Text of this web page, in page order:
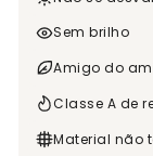
Sem brilho
Amigo do
Classe A de
Material não